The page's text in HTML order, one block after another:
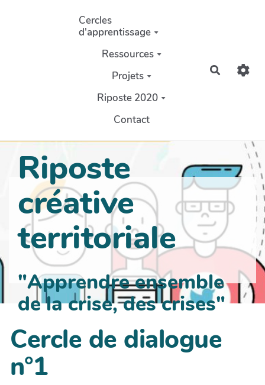
Aller au contenu principal
Cercles
d'apprentissage
Ressources
Projets
Riposte 2020
Contact
Riposte
créative
territoriale
"Apprendre ensemble
de la crise, des crises"
Cercle de dialogue
n°1